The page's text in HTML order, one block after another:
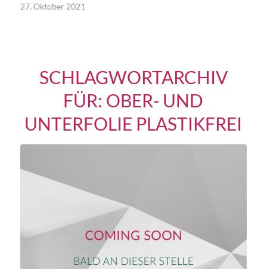
27. Oktober 2021
SCHLAGWORTARCHIV
FÜR: OBER- UND
UNTERFOLIE PLASTIKFREI